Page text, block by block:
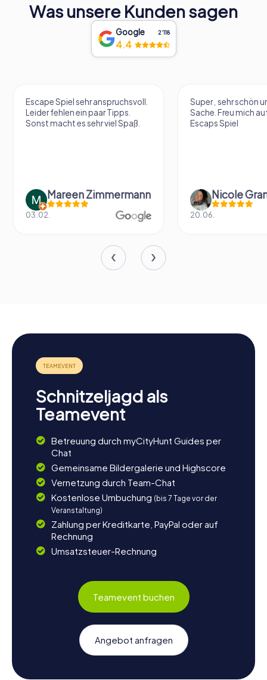
Was unsere Kunden sagen
Google 2‘118
4.4
Escape Spiel sehr anspruchsvoll.
Leider fehlen ein paar Tipps.
Sonst macht es sehr viel Spaß.
Mareen Zimmermann
03.02.
Super , sehr schön
Sache. Freu mich
Escaps Spiel
Nicole
20.06.
Schnitzeljagd als
Teamevent
Betreuung durch myCityHunt Guides per
Chat
Gemeinsame Bildergalerie und Highscore
Vernetzung durch Team-Chat
Kostenlose Umbuchung (bis 7 Tage vor der
Veranstaltung)
Zahlung per Kreditkarte, PayPal oder auf
Rechnung
Umsatzsteuer-Rechnung
Teamevent buchen
Angebot anfragen